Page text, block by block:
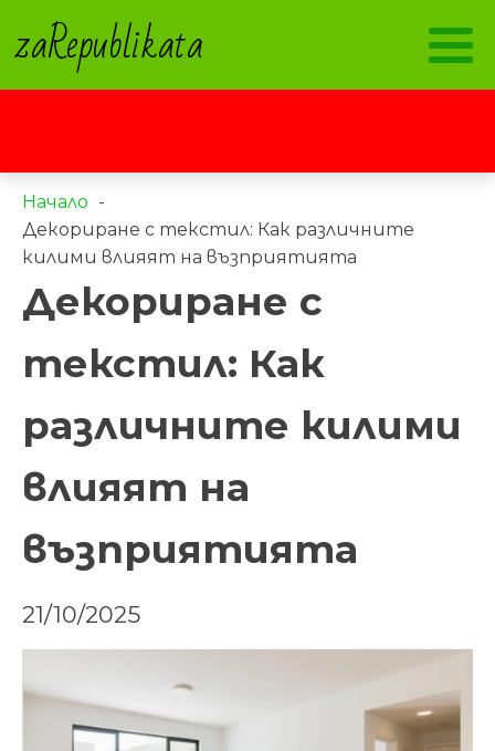
zaRepublikata
Начало
Декориране с текстил: Как различните
килими влияят на възприятията
Декориране с
текстил: Как
различните килими
влияят на
възприятията
21/10/2025